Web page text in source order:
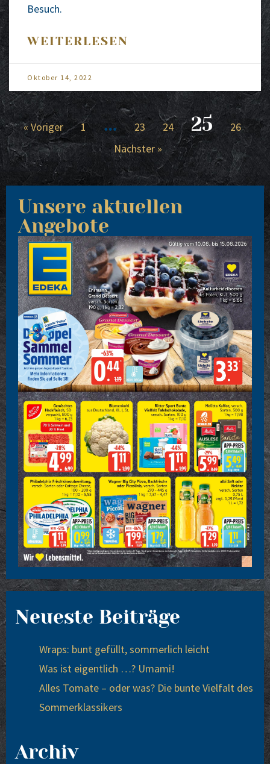
Besuch.
WEITERLESEN
Okto­ber 14, 2022
« Vori­ger 1 … 23 24 25
26
Nächs­ter »
Unsere aktuellen
Angebote
Neueste Beiträge
Wraps: bunt gefüllt, som­mer­lich leicht
Was ist eigent­lich …? Uma­mi!
Alles Toma­te – oder was? Die bun­te Viel­falt des
Som­mer­klas­si­kers
Archiv